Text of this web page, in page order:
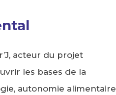
acteur du projet
les bases de la
autonomie alimentaire